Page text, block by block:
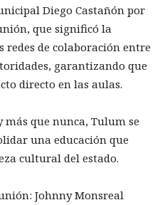
Diego Castañón por
que significó la
de colaboración entre
garantizando que
directo en las aulas.
que nunca, Tulum se
una educación que
cultural del estado.
Johnny Monsreal